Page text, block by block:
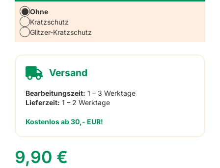
Ohne
Kratzschutz
Glitzer-Kratzschutz
Versand
Bearbeitungszeit: 1 – 3 Werktage
Lieferzeit: 1 – 2 Werktage
Kostenlos ab 30,- EUR!
9,90 €